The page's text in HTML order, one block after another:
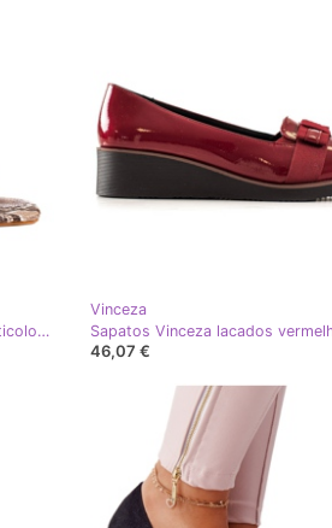
Sandália de salto alto VINCEZA multicolorido
Vinceza
46,07 €